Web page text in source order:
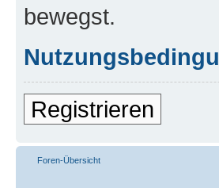
bewegst.
Registrieren
Foren-Übersicht